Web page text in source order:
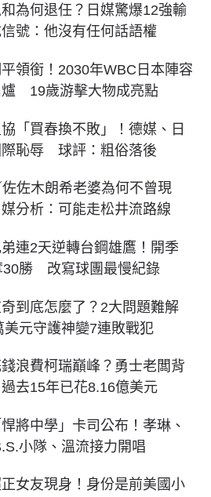
為何退任？日媒驚爆12強輸
號：他沒有任何話語權
領銜！2030年WBC日本陣容
爐 19歲游擊大物成亮點
「買春換不敗」！德媒、日
際恥辱 球評：粗俗落後
佐木朗希老婆為何不曾現
分析：可能走松井流路線
連2天逆轉台鋼雄鷹！開季
30勝 改寫球團最慢紀錄
到底怎麼了？2大問題難解
美元守護神變7連敗戰犯
浪費柯瑞巔峰？勇士老闆背
去15年已花8.16億美元
將中學」卡司公布！孝琳、
小隊、溫流接力開唱
女友現身！身份是前美國小